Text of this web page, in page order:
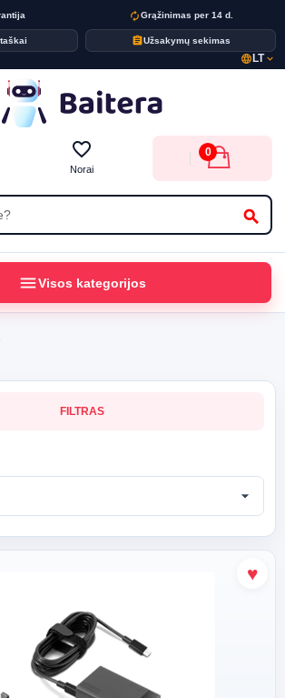
autorenewGrąžinimas per 14 d.
assignmentUžsakymų sekimas
language LTexpand_more
search
favorite_border
Norai
0
menuVisos kategorijos
FILTRAS
arrow_drop_down